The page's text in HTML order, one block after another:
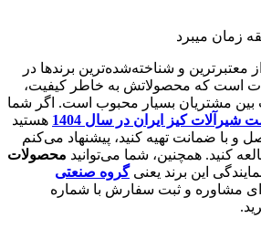
معتبرترین و شناخته‌شده‌ترین برندها در
است که محصولاتش به خاطر کیفیت،
بین مشتریان بسیار محبوب است. اگر شما
شیرآلات کیز ایران در سال 1404
هستید
با ضمانت تهیه کنید، پیشنهاد می‌کنم
کنید. همچنین، شما می‌توانید محصولات
این برند یعنی گروه صنعتی
برای مشاوره و ثبت سفارش با شماره